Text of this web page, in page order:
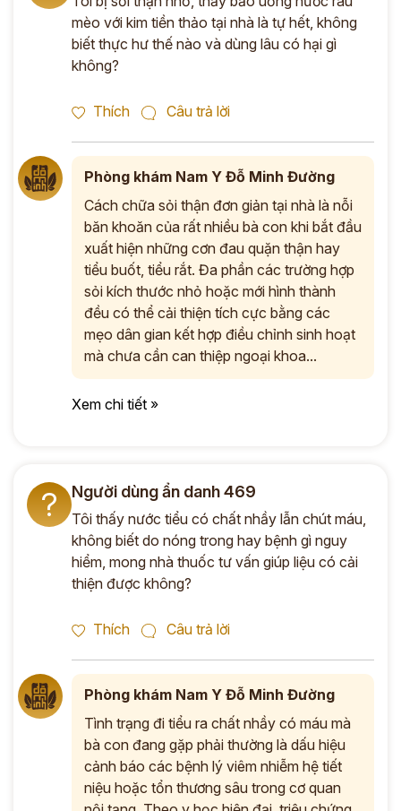
mèo với kim tiền thảo tại nhà là tự hết, không
biết thực hư thế nào và dùng lâu có hại gì
không?
Thích Câu trả lời
Phòng khám Nam Y Đỗ Minh Đường
Cách chữa sỏi thận đơn giản tại nhà là nỗi
băn khoăn của rất nhiều bà con khi bắt đầu
xuất hiện những cơn đau quặn thận hay
tiểu buốt, tiểu rắt. Đa phần các trường hợp
sỏi kích thước nhỏ hoặc mới hình thành
đều có thể cải thiện tích cực bằng các
mẹo dân gian kết hợp điều chỉnh sinh hoạt
mà chưa cần can thiệp ngoại khoa...
Xem chi tiết »
? Người dùng ẩn danh 469
Tôi thấy nước tiểu có chất nhầy lẫn chút máu,
không biết do nóng trong hay bệnh gì nguy
hiểm, mong nhà thuốc tư vấn giúp liệu có cải
thiện được không?
Thích Câu trả lời
Phòng khám Nam Y Đỗ Minh Đường
Tình trạng đi tiểu ra chất nhầy có máu mà
bà con đang gặp phải thường là dấu hiệu
cảnh báo các bệnh lý viêm nhiễm hệ tiết
niệu hoặc tổn thương sâu trong cơ quan